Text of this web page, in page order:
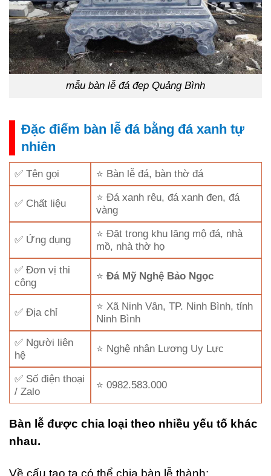
mẫu bàn lễ đá đẹp Quảng Bình
Đặc điểm bàn lễ đá bằng đá xanh tự
nhiên
✅ Tên gọi ⭐ Bàn lễ đá, bàn thờ đá
✅ Chất liệu
⭐ Đá xanh rêu, đá xanh đen, đá
vàng
✅ Ứng dụng
⭐ Đặt trong khu lăng mộ đá, nhà
mồ, nhà thờ họ
✅ Đơn vị thi
công
⭐Đá Mỹ Nghệ Bảo Ngọc
✅ Địa chỉ
⭐ Xã Ninh Vân, TP. Ninh Bình, tỉnh
Ninh Bình
✅ Người liên
hệ
⭐ Nghệ nhân Lương Uy Lực
✅ Số điện thoại
/ Zalo
⭐ 0982.583.000
Bàn lễ được chia loại theo nhiều yếu tố khác
nhau.
Về cấu tạo ta có thể chia bàn lễ thành: